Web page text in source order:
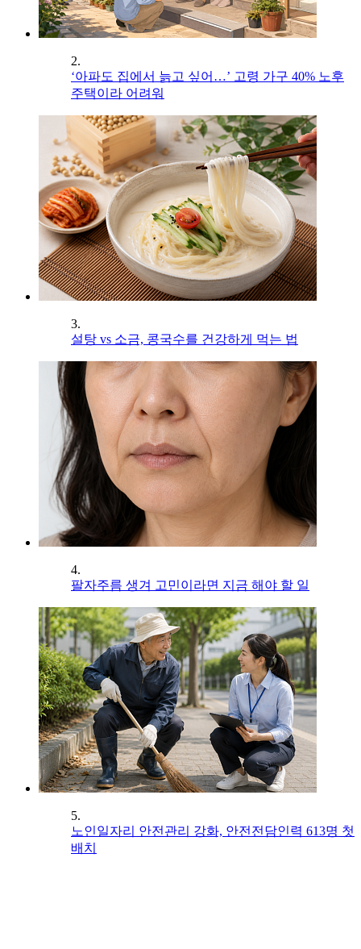
2.
‘아파도 집에서 늙고 싶어…’ 고령 가구 40% 노후
주택이라 어려워
3.
설탕 vs 소금, 콩국수를 건강하게 먹는 법
4.
팔자주름 생겨 고민이라면 지금 해야 할 일
5.
노인일자리 안전관리 강화, 안전전담인력 613명 첫
배치